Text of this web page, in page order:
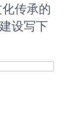
传承的
设写下